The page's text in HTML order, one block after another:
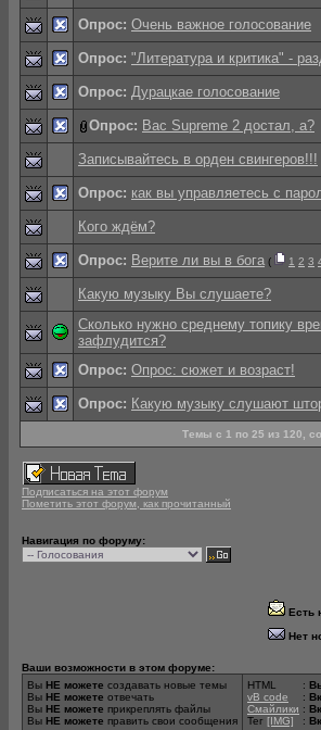
Опрос: Очень важное голосование
Опрос: "Литература и критика" -
Опрос: Дурацкае голосование
Опрос: Вас Supreme 2 достал, а?
Записывайтесь в орден свингеров!!!
Опрос: как вы управляетесь с
Кого ждём?
Опрос: Верите ли вы в бога ( 1 2 3
Какую музыку Вы слушаете?
Сколько нужно среднему топику
зафлудится?
Опрос: Опрос: сюжет и возраст!
Опрос: Какую музыку слушают
Темы с 1 по 25 из 120,
Подписаться на этот форум
Пометить этот форум, как прочитанный
Навигация по форуму:
Есть
Нет
Ваши возможности в этом форуме:
Вы НЕ можете создавать новые темы
Вы НЕ можете отвечать
Вы НЕ можете прикреплять файлы
Вы НЕ можете править свои сообщения
HTML
vB code
Смайлики
Тег [IMG]
:
:
:
: